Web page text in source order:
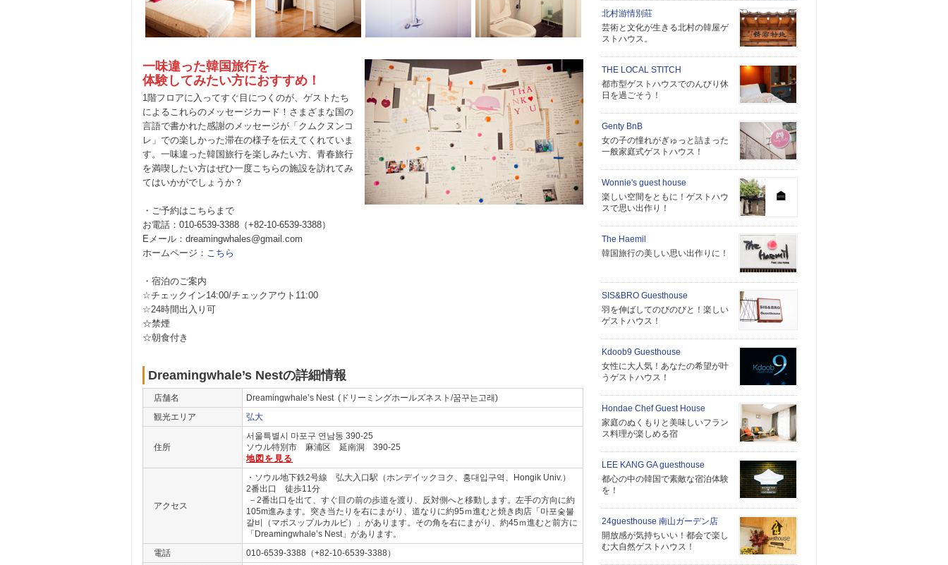
一味違った韓国旅行を
体験してみたい方におすすめ！
1階フロアに入ってすぐ目につくのが、ゲストたち
によるこれらのメッセージカード！さまざまな国の
言語で書かれた感謝のメッセージが「クムクヌンコ
レ」での楽しかった滞在の様子を伝えてくれていま
す。一味違った韓国旅行を楽しみたい方、青春旅行
を満喫したい方はぜひ一度こちらの施設を訪れてみ
てはいかがでしょうか？
・ご予約はこちらまで
お電話：010-6539-3388（+82-10-6539-3388）
Eメール：dreamingwhales@gmail.com
ホームページ： こちら
・宿泊のご案内
☆チェックイン14:00/チェックアウト11:00
☆24時間出入り可
☆禁煙
☆朝食付き
Dreamingwhale’s Nestの詳細情報
店舗名
Dreamingwhale’s Nest (ドリーミングホールズネスト/꿈꾸는고래)
観光エリア
弘大
住所
서울특별시 마포구 연남동 390-25
ソウル特別市 麻浦区 延南洞 390-25
地図を見る
アクセス
・ソウル地下鉄2号線 弘大入口駅（ホンデイックヨク、홍대입구역、Hongik Univ.）
2番出口 徒歩11分
－2番出口を出て、すぐ目の前の歩道を渡り、反対側へと移動します。左手の方向に約
105m進みます。突き当たりを右にまがり、道なりに約95ｍ進むと焼き肉店「마포숯불
갈비（マポスップルカルビ）」があります。その角を右にまがり、約45ｍ進むと前方に
「Dreamingwhale’s Nest」があります。
電話
010-6539-3388（+82-10-6539-3388）
北村游情別莊
芸術と文化が生きる北村の韓屋ゲ
ストハウス。
THE LOCAL STITCH
都市型ゲストハウスでのんびり休
日を過ごそう！
Genty BnB
女の子の憧れがぎゅっと詰まった
一般家庭式ゲストハウス！
Wonnie's guest house
楽しい空間をともに！ゲストハウ
スで思い出作り！
The Haemil
韓国旅行の美しい思い出作りに！
SIS&BRO Guesthouse
羽を伸ばしてのびのびと！楽しい
ゲストハウス！
Kdoob9 Guesthouse
女性に大人気！あなたの希望が叶
うゲストハウス！
Hondae Chef Guest House
家庭のぬくもりと美味しいフラン
ス料理が楽しめる宿
LEE KANG GA guesthouse
都心の中の韓国で素敵な宿泊体験
を！
24guesthouse 南山ガーデン店
開放感が気持ちいい！都会で楽し
む大自然ゲストハウス！